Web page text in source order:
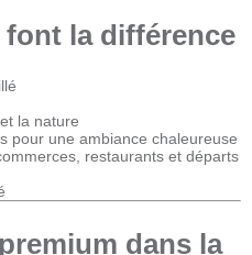
la différence
la nature
pour une ambiance chaleureuse
restaurants et départs
dans la